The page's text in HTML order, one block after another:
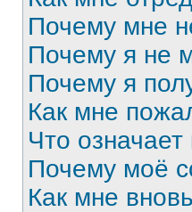
Почему мне
Почему я не
Почему я
Как мне
Что
Почему моё
Как мне